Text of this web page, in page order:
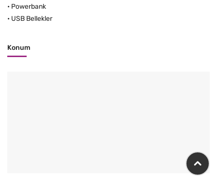
• Powerbank
• USB Bellekler
Konum